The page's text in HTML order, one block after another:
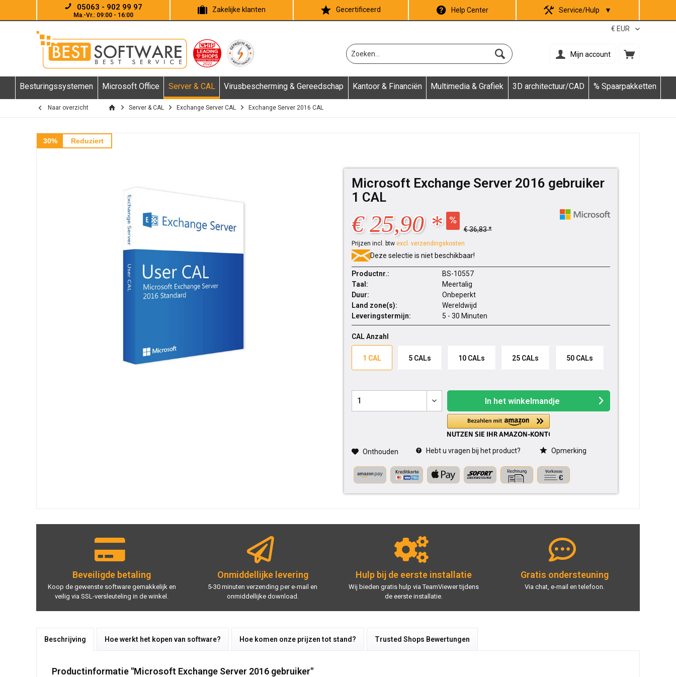
05063 - 902 99 97
Ma.-Vr.: 09:00 - 16:00
Zakelijke klanten Gecertificeerd Help Center Service/Hulp ▼
Mijn account
Besturingssystemen Microsoft Office Server & CAL Virusbescherming & Gereedschap Kantoor & Financiën Multimedia & Grafiek 3D architectuur/CAD % Spaarpakketten
Naar overzicht Server & CAL Exchange Server CAL Exchange Server 2016 CAL
30% Reduziert
Microsoft Exchange Server 2016 gebruiker
1 CAL
€ 25,90 * € 36,83 *
Prijzen incl. btw excl. verzendingskosten
Deze selectie is niet beschikbaar!
Productnr.:
BS-10557
Taal:
Meertalig
Duur:
Onbeperkt
Land zone(s):
Wereldwijd
Leveringstermijn:
5 - 30 Minuten
CAL Anzahl
1 CAL 5 CALs 10 CALs 25 CALs 50 CALs
In het winkelmandje
Onthouden Hebt u vragen bij het product? Opmerking
Beveiligde betaling
Koop de gewenste software gemakkelijk en
veilig via SSL-versleuteling in de winkel.
Onmiddellijke levering
5-30 minuten verzending per e-mail en
onmiddellijke download.
Hulp bij de eerste installatie
Wij bieden gratis hulp via TeamViewer tijdens
de eerste installatie.
Gratis ondersteuning
Via chat, e-mail en telefoon.
Beschrijving Hoe werkt het kopen van software? Hoe komen onze prijzen tot stand? Trusted Shops Bewertungen
Productinformatie "Microsoft Exchange Server 2016 gebruiker"